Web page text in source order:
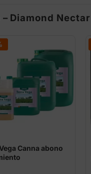
Diamond Nectar
Canna abono